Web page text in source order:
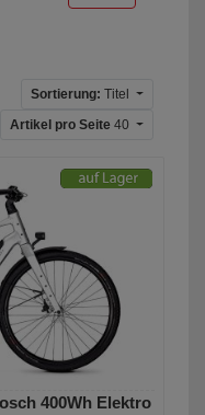
Sortierung: Titel
Artikel pro Seite 40
400Wh Elektro